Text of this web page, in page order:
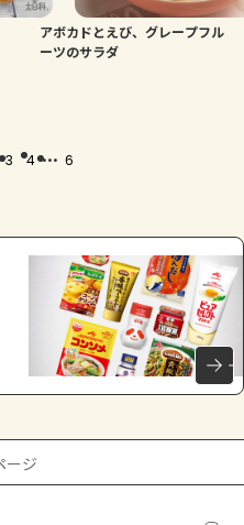
アボカドとえび、グレープフル
ーツのサラダ
3 4 ... 6
ージ